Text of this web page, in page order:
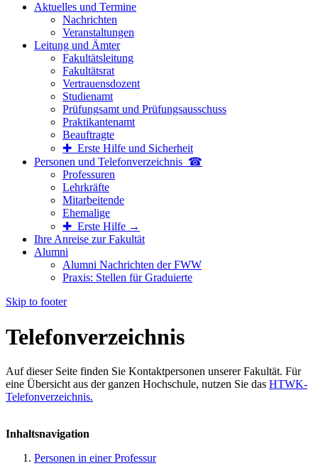
Aktuelles und Termine
Nachrichten
Veranstaltungen
Leitung und Ämter
Fakultätsleitung
Fakultätsrat
Vertrauensdozent
Studienamt
Prüfungsamt und Prüfungsausschuss
Praktikantenamt
Beauftragte
✚ Erste Hilfe und Sicherheit
Personen und Telefon­verzeichnis ☎
Professuren
Lehrkräfte
Mitarbeitende
Ehemalige
✚ Erste Hilfe →
Ihre Anreise zur Fakultät
Alumni
Alumni Nachrichten der FWW
Praxis: Stellen für Graduierte
Skip to footer
Telefonverzeichnis
Auf dieser Seite finden Sie Kontaktpersonen unserer Fakultät. Für
eine Übersicht aus der ganzen Hochschule, nutzen Sie das HTWK-
Telefonverzeichnis.
Inhaltsnavigation
Personen in einer Professur